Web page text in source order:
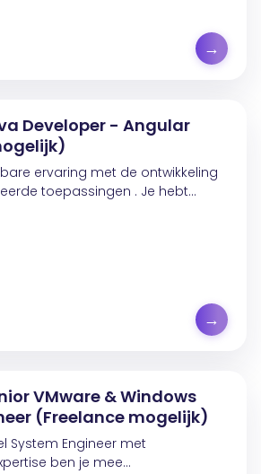
→
Developer - Angular
ervaring met de ontwikkeling
toepassingen . Je hebt
met Docker en Kubernetes .
→
VMware & Windows
(Freelance mogelijk)
System Engineer met
ben je mee